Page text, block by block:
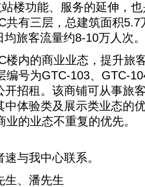
楼功能、服务的延伸，
共有三层，总建筑面积5.7
均旅客流量约8-10万人次。
内的商业业态，提升旅
编号为GTC-103、GTC-
开招租。该商铺可从事旅
中体验类及展示类业态的
的业态不重复的优先。
与我中心联系。
、潘先生